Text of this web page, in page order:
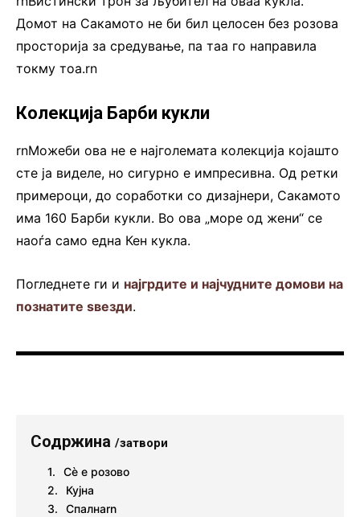
Домот на Сакамото не би бил целосен без розова
просторија за средување, па таа го направила
токму тоа.rn
Колекција Барби кукли
rnМожеби ова не е најголемата колекција којашто
сте ја виделе, но сигурно е импресивна. Од ретки
примероци, до соработки со дизајнери, Сакамото
има 160 Барби кукли. Во ова „море од жени“ се
наоѓа само една Кен кукла.
Погледнете ги и најгрдите и најчудните домови на
познатите ѕвезди.
Содржина /затвори
Сè е розово
Кујна
Спалнаrn